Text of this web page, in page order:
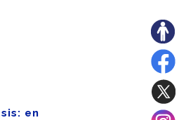
en